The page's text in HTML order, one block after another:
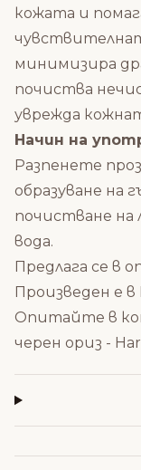
кожата и
минимизира
почиства
уврежда
Начин на
Разпенете
образуване на
почистване на
вода.
Предлага се в
Произведен е
Опитайте в
черен ориз -